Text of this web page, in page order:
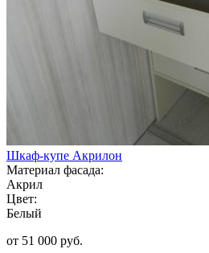
Шкаф-купе Акрилон
Материал фасада:
Акрил
Цвет:
Белый
от 51 000 руб.